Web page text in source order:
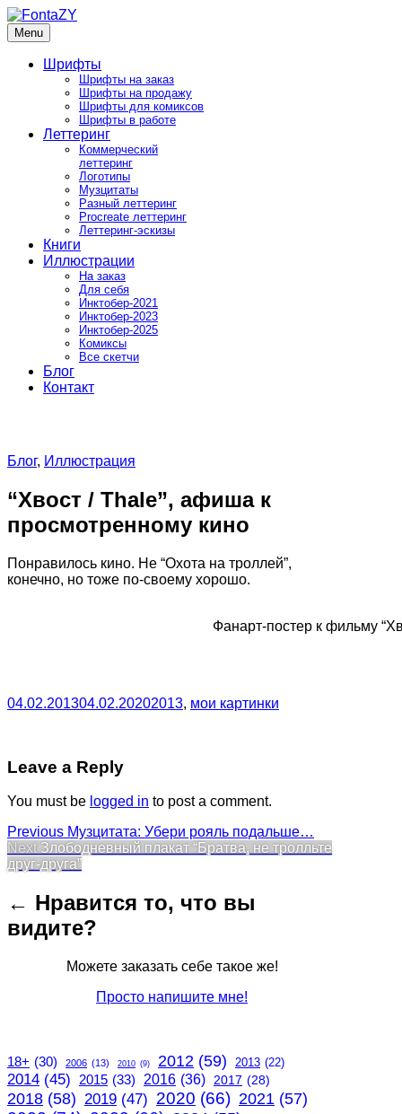
Skip
to
content
FontaZY
Fonts and pictures by Zakhar Yaschin
Menu
Шрифты
Шрифты на заказ
Шрифты на продажу
Шрифты для комиксов
Шрифты в работе
Леттеринг
Коммерческий
леттеринг
Логотипы
Музцитаты
Разный леттеринг
Procreate леттеринг
Леттеринг-эскизы
Книги
Иллюстрации
На заказ
Для себя
Инктобер-2021
Инктобер-2023
Инктобер-2025
Комиксы
Все скетчи
Блог
Контакт
Блог, Иллюстрация
“Хвост / Thale”, афиша к
просмотренному кино
Понравилось кино. Не “Охота на троллей”,
конечно, но тоже по-своему хорошо.
Фанарт-постер к фильму
04.02.201304.02.20202013, мои картинки
Leave a Reply
You must be logged in to post a comment.
Post
navigation
Previous Previous
post:
Музцитата: Убери рояль подальше…
Next Next
post:
Злободневный плакат “Братва, не тролльте
друг-друга”
← Нравится то, что вы
видите?
Можете заказать себе такое же!
Просто напишите мне!
18+ (30) 2006 (13) 2010 (9) 2012 (59) 2013 (22)
2014 (45) 2015 (33) 2016 (36) 2017 (28)
2018 (58) 2019 (47) 2020 (66) 2021 (57)